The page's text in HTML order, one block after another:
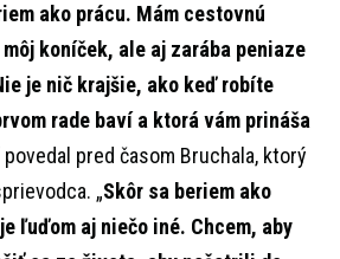
ako prácu. Mám cestovnú
koníček, ale aj zarába peniaze
je nič krajšie, ako keď robíte
rade baví a ktorá vám prináša
povedal pred časom Bruchala, ktorý
„Skôr sa beriem ako
ľuďom aj niečo iné. Chcem, aby